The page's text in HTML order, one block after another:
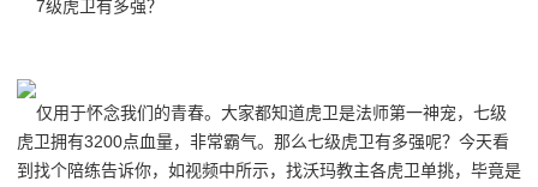
7级虎卫有多强？
仅用于怀念我们的青春。大家都知道虎卫是法师第一神宠，七级
虎卫拥有3200点血量，非常霸气。那么七级虎卫有多强呢？今天看
到找个陪练告诉你，如视频中所示，找沃玛教主各虎卫单挑，毕竟是